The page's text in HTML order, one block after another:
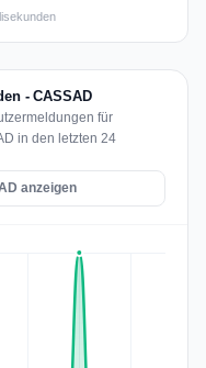
- CASSAD
für
in den letzten 24
anzeigen